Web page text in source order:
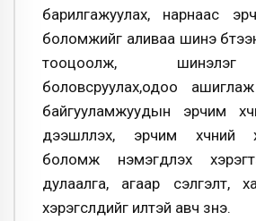
барилгажуулах, нарнаас
боломжийг аливаа шинэ
тооцоолж, шинэлэг
боловсруулах,одоо
байгууламжуудын эрчим
дээшлүүлэх, эрчим хүчний
боломж нэмэгдүүлэх
дулаалга, агаар сэлгэлт,
хэрэгслүүдийг илүүтэй авч үзнэ.